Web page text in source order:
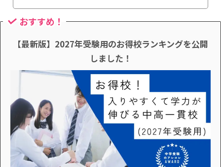
おすすめ！
【最新版】2027年受験用のお得校ランキングを公開
しました！